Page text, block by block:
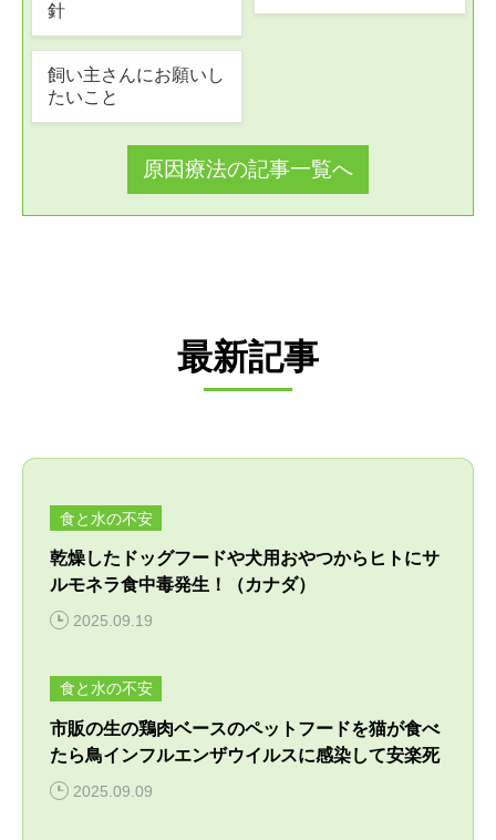
針
飼い主さんにお願いし
たいこと
原因療法の記事一覧へ
最新記事
食と水の不安
乾燥したドッグフードや犬用おやつからヒトにサ
ルモネラ食中毒発生！（カナダ）
2025.09.19
食と水の不安
市販の生の鶏肉ベースのペットフードを猫が食べ
たら鳥インフルエンザウイルスに感染して安楽死
2025.09.09